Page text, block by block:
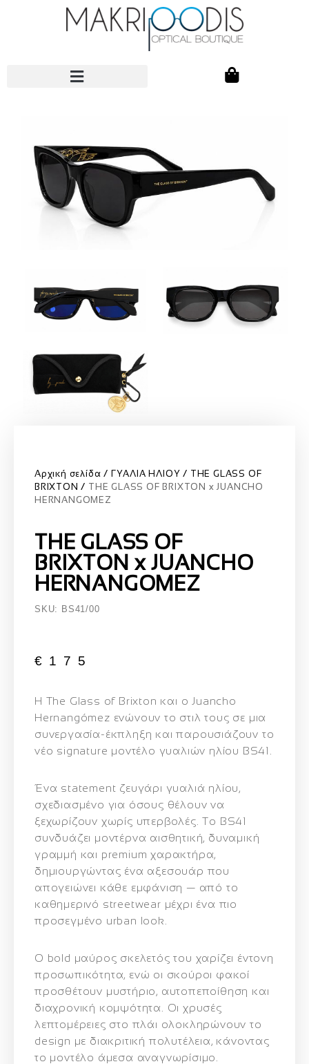
Αρχική σελίδα ΓΥΑΛΙΑ ΗΛΙΟΥ
THE GLASS OF
BRIXTON
THE GLASS OF BRIXTON x JUANCHO
HERNANGOMEZ
THE GLASS OF
BRIXTON x JUANCHO
HERNANGOMEZ
SKU: BS41/00
€ 175
Η The Glass of Brixton και ο Juancho
Hernangómez ενώνουν το στιλ τους σε μια
συνεργασία-έκπληξη και παρουσιάζουν το
νέο signature μοντέλο γυαλιών ηλίου BS41
Ένα statement ζευγάρι γυαλιά ηλίου,
σχεδιασμένο για όσους θέλουν να
ξεχωρίζουν χωρίς υπερβολές. Το BS41
συνδυάζει μοντέρνα αισθητική, δυναμική
γραμμή και premium χαρακτήρα,
δημιουργώντας ένα αξεσουάρ που
απογειώνει κάθε εμφάνιση — από το
καθημερινό streetwear μέχρι ένα πιο
προσεγμένο urban look.
Ο bold μαύρος σκελετός του χαρίζει έντονη
προσωπικότητα, ενώ οι σκούροι φακοί
προσθέτουν μυστήριο, αυτοπεποίθηση και
διαχρονική κομψότητα. Οι χρυσές
λεπτομέρειες στο πλάι ολοκληρώνουν το
design με διακριτική πολυτέλεια, κάνοντας
το μοντέλο άμεσα αναγνωρίσιμο.